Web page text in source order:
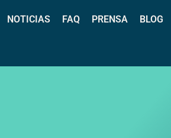
NOTICIAS FAQ PRENSA BLOG